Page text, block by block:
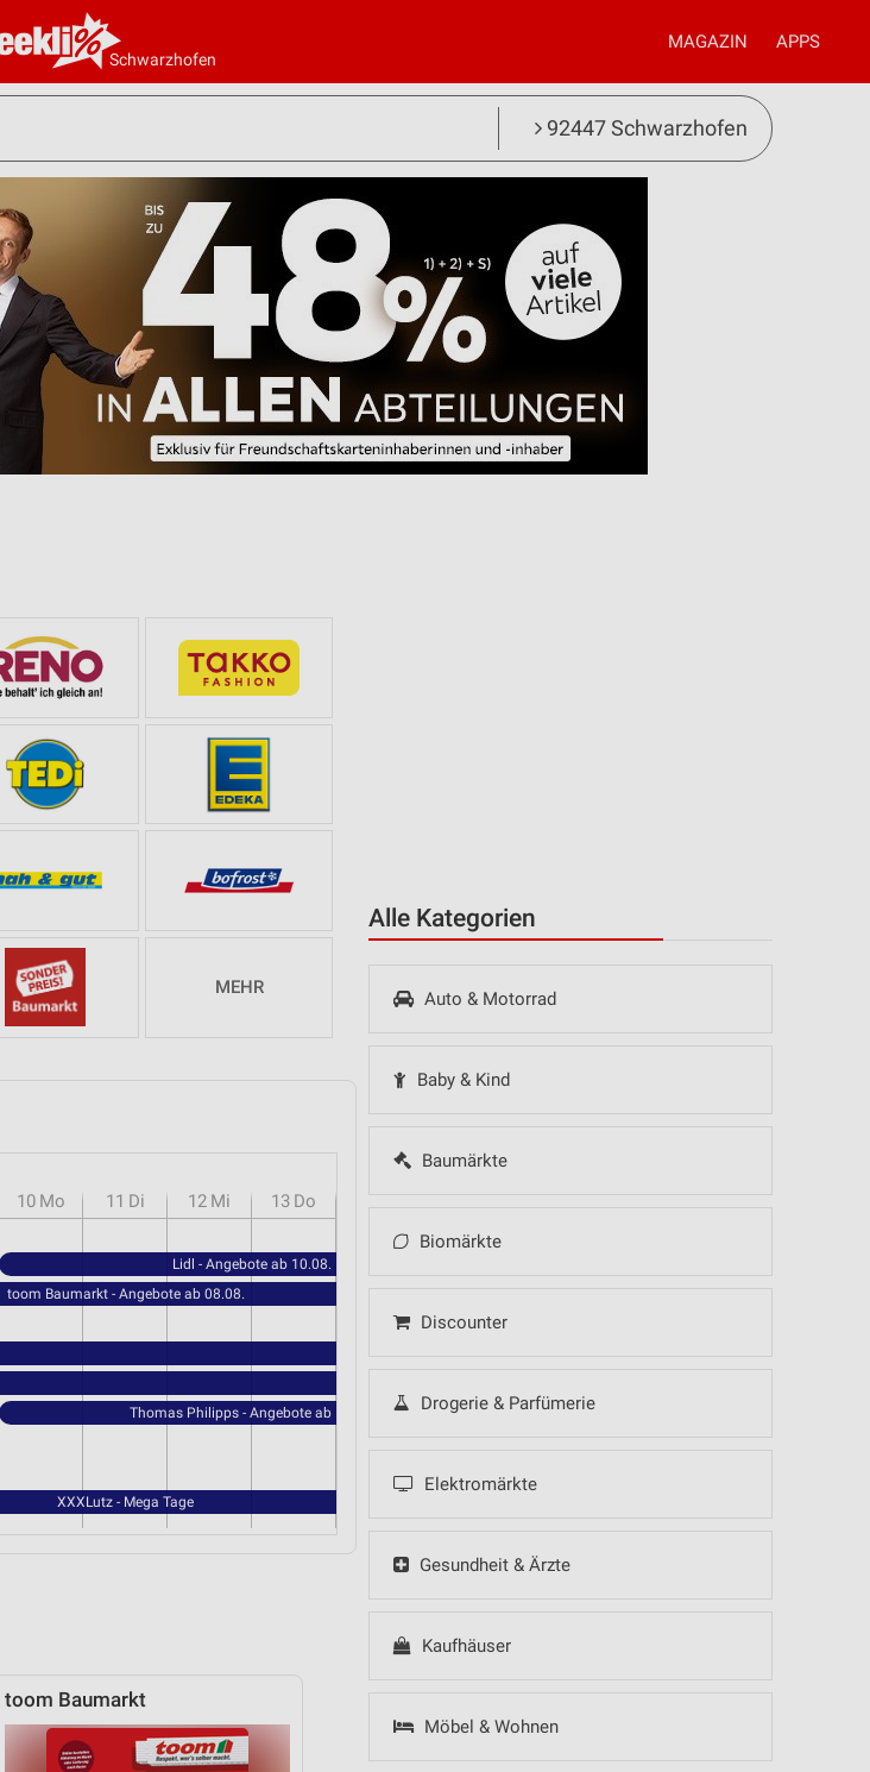
Schwarzhofen
MAGAZIN APPS
92447 Schwarzhofen
Alle Kategorien
Auto & Motorrad
Baby & Kind
Baumärkte
Biomärkte
Discounter
Drogerie & Parfümerie
Elektromärkte
Gesundheit & Ärzte
Kaufhäuser
Möbel & Wohnen
MEHR
10 Mo 11 Di 12 Mi 13 Do
Lidl - Angebote ab 10.08.
toom Baumarkt - Angebote ab 08.08.
Thomas Philipps - Angebote ab 10.08.
XXXLutz - Mega Tage
toom Baumarkt